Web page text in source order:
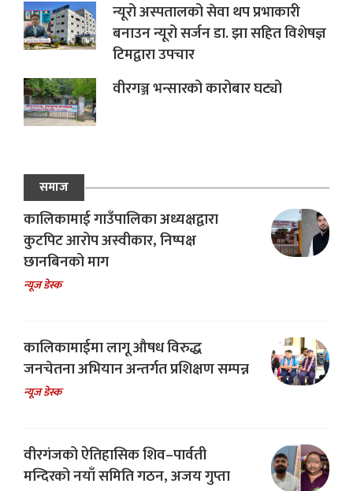
न्यूरो अस्पतालको सेवा थप प्रभाकारी
बनाउन न्यूरो सर्जन डा. झा सहित विशेषज्ञ
टिमद्वारा उपचार
वीरगञ्ज भन्सारको कारोबार घट्यो
समाज
कालिकामाई गाउँपालिका अध्यक्षद्वारा
कुटपिट आरोप अस्वीकार, निष्पक्ष
छानबिनको माग
न्यूज डेस्क
कालिकामाईमा लागू औषध विरुद्ध
जनचेतना अभियान अन्तर्गत प्रशिक्षण सम्पन्न
न्यूज डेस्क
वीरगंजको ऐतिहासिक शिव–पार्वती
मन्दिरको नयाँ समिति गठन, अजय गुप्ता